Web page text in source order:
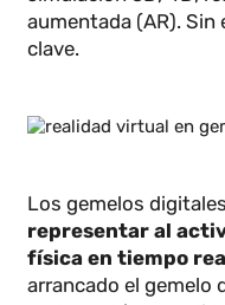
simulación 3D, 4D,